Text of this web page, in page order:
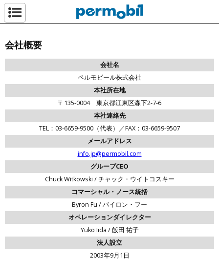
会社概要
会社名
ペルモビール株式会社
本社所在地
〒135-0004 東京都江東区森下2-7-6
本社連絡先
TEL：03-6659-9500（代表）／FAX：03-6659-9507
メールアドレス
info.jp@permobil.com
グループCEO
Chuck Witkowski / チャック・ウイトコスキー
コマーシャル・ノース統括
Byron Fu / バイロン・フー
オペレーションダイレクター
Yuko Iida / 飯田 祐子
法人設立
2003年9月1日